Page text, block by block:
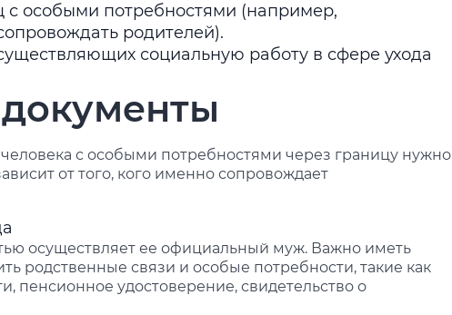
с особыми потребностями (например,
родителей).
социальную работу в сфере ухода
с особыми потребностями через границу нужно
от того, кого именно сопровождает
осуществляет ее официальный муж. Важно иметь
родственные связи и особые потребности, такие как
пенсионное удостоверение, свидетельство о